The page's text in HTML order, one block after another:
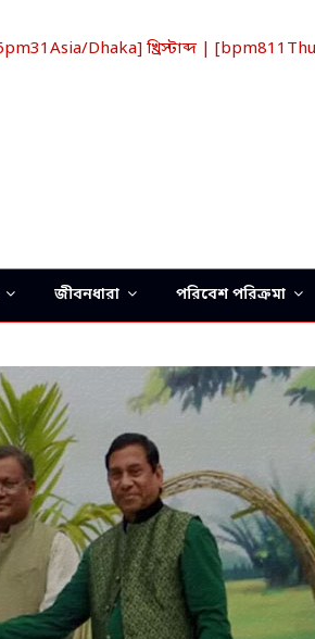
Dhaka] খ্রিস্টাব্দ |
জীবনধারা পরিবেশ পরিক্রমা